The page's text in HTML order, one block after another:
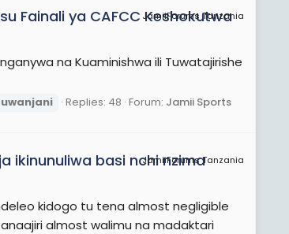
JamiiForums Tanzania
Fainali ya CAFCC Keshokutwa
na Kuaminishwa ili Tuwatajirishe
uwanjani Replies: 48 Forum: Jamii Sports
JamiiForums Tanzania
ikinunuliwa basi nchi nzima
kidogo tu tena almost negligible
almost walimu na madaktari